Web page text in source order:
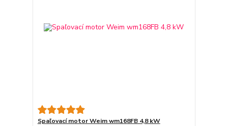
Spaľovací motor Weim wm168FB 4,8 kW